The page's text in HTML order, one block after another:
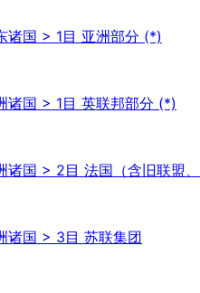
诸国 > 1目 亚洲部分 (*)
诸国 > 1目 英联邦部分 (*)
诸国 > 2目 法国（含旧联盟
诸国 > 3目 苏联集团